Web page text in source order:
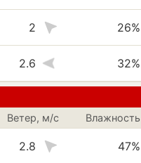
2 26%
2.6 32%
Ветер, м/с Влажность
2.8 47%